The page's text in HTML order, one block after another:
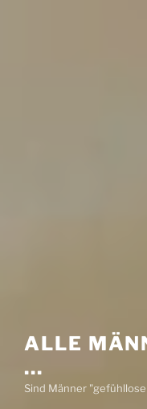
ALLE
…
Sind Männer